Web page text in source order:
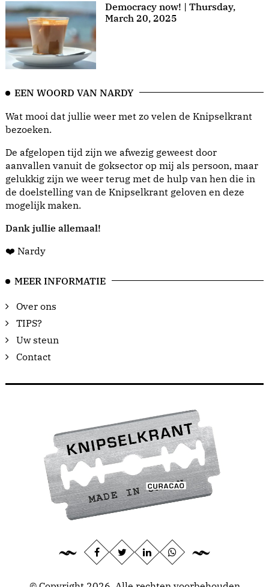
Democracy now! | Thursday,
March 20, 2025
EEN WOORD VAN NARDY
Wat mooi dat jullie weer met zo velen de Knipselkrant
bezoeken.
De afgelopen tijd zijn we afwezig geweest door
aanvallen vanuit de goksector op mij als persoon, maar
gelukkig zijn we weer terug met de hulp van hen die in
de doelstelling van de Knipselkrant geloven en deze
mogelijk maken.
Dank jullie allemaal!
❤️ Nardy
MEER INFORMATIE
Over ons
TIPS?
Uw steun
Contact